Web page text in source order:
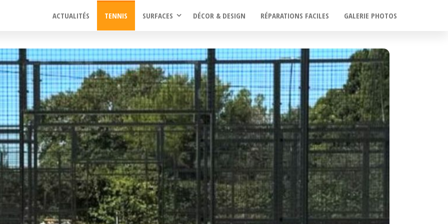
ACTUALITÉS TENNIS SURFACES DÉCOR & DESIGN RÉPARATIONS FACILES GALERIE PHOTOS